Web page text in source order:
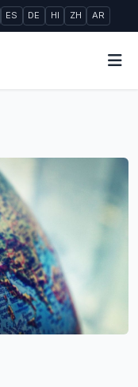
ES DE HI ZH AR